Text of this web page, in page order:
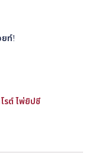
ท์!
รต์ ไพ่ยิปซี